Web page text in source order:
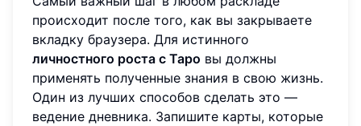
происходит после того, как вы закрываете
вкладку браузера. Для истинного
личностного роста с Таро вы должны
применять полученные знания в свою жизнь.
Один из лучших способов сделать это —
ведение дневника. Запишите карты, которые